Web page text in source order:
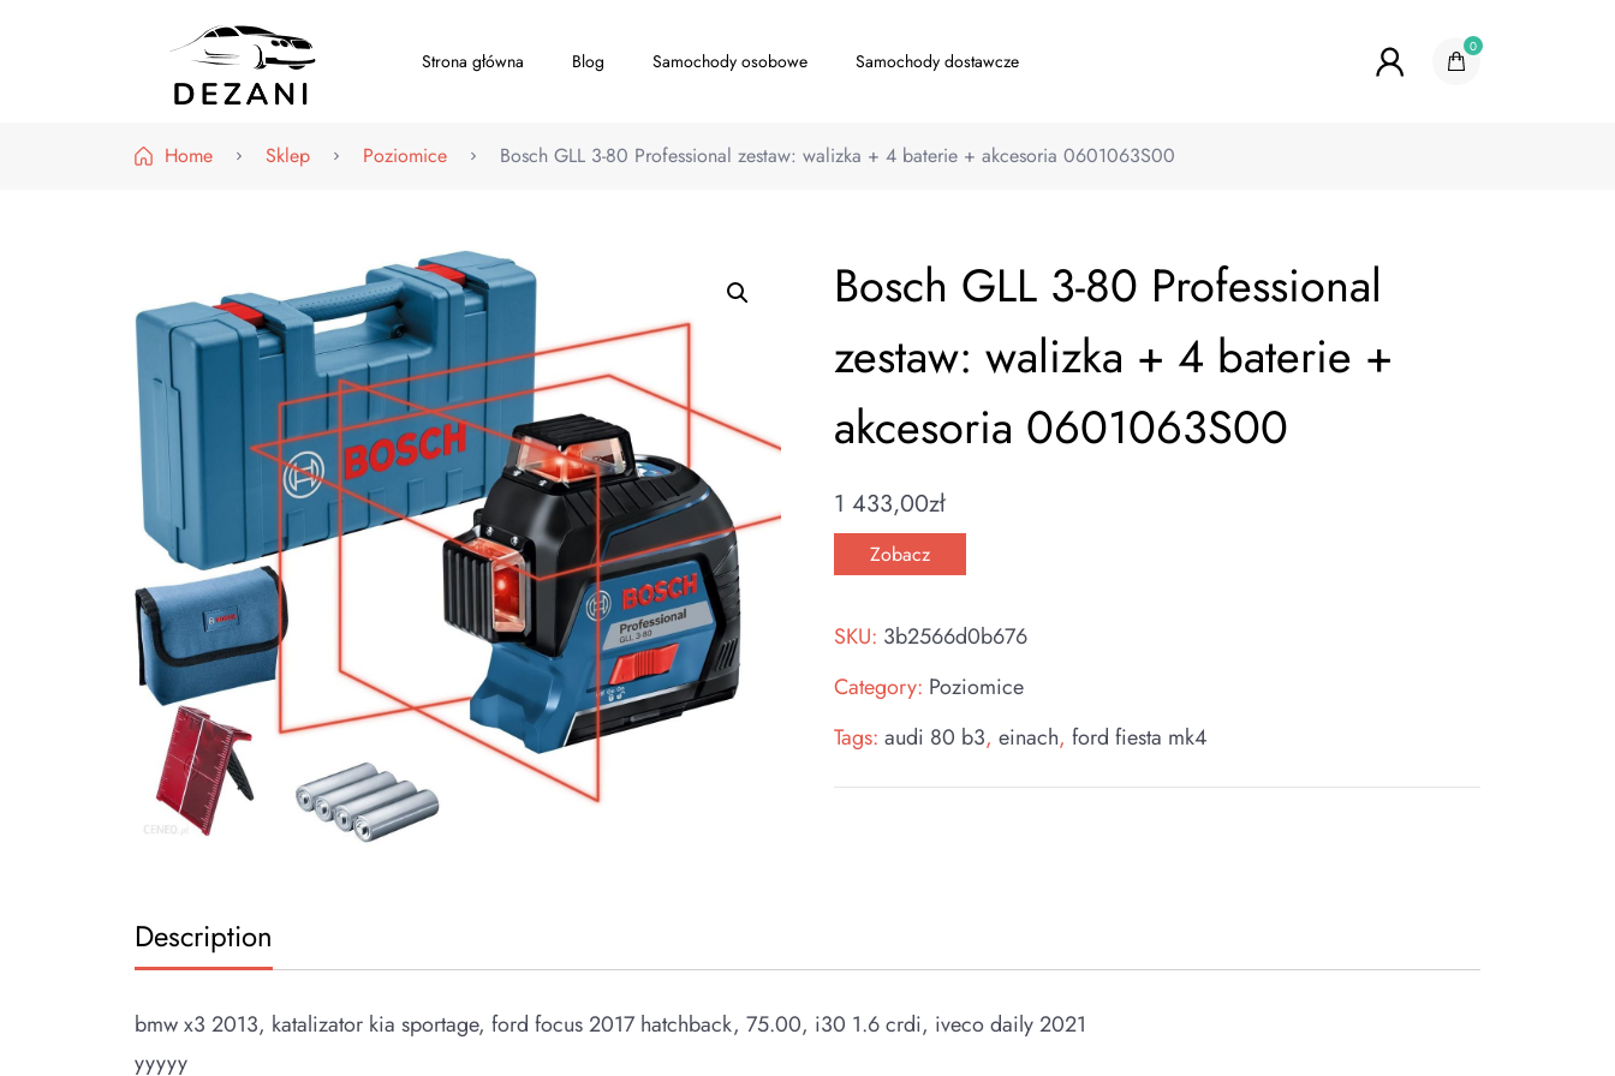
Strona główna Blog Samochody osobowe Samochody dostawcze
0
Home Sklep Poziomice Bosch GLL 3-80 Professional zestaw: walizka + 4 baterie + akcesoria 0601063S00
Bosch GLL 3-80 Professional
zestaw: walizka + 4 baterie +
akcesoria 0601063S00
1 433,00zł
Zobacz
SKU: 3b2566d0b676
Category: Poziomice
Tags:audi 80 b3,einach,ford fiesta mk4
Description
bmw x3 2013, katalizator kia sportage, ford focus 2017 hatchback, 75.00, i30 1.6 crdi, iveco daily 2021
yyyyy